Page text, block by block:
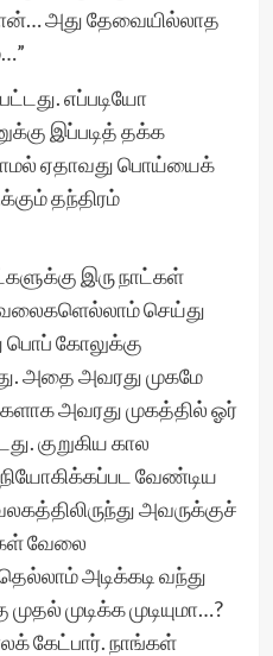
அது தேவையில்லாத
எப்படியோ
இப்படித் தக்க
ஏதாவது பொய்யைக்
தந்திரம்
இரு நாட்கள்
செய்து
பொப் கோலுக்கு
அதை அவரது முகமே
அவரது முகத்தில் ஓர்
குறுகிய கால
வேண்டிய
அவருக்குச்
வேலை
அடிக்கடி வந்து
முடிக்க முடியுமா…?
கேட்பார். நாங்கள்